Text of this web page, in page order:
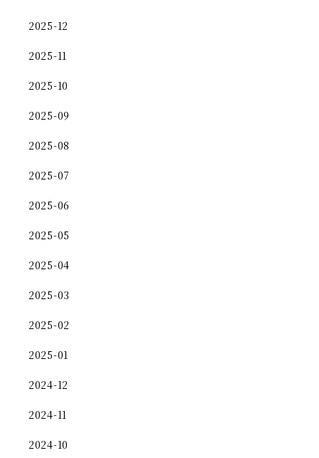
2025-12
2025-11
2025-10
2025-09
2025-08
2025-07
2025-06
2025-05
2025-04
2025-03
2025-02
2025-01
2024-12
2024-11
2024-10